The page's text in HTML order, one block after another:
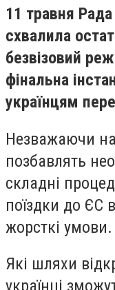
11 травня
схвалила
безвізовий
фінальна
українцям
Незважаючи на
позбавлять
складні
поїздки до ЄС
жорсткі умови.
Які шляхи
українці